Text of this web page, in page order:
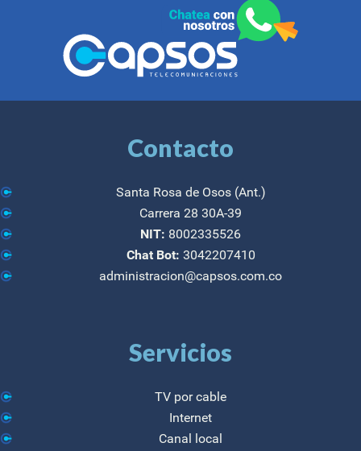
Contacto
Santa Rosa de Osos (Ant.)
Carrera 28 30A-39
NIT: 8002335526
Chat Bot: 3042207410
administracion@capsos.com.co
Servicios
TV por cable
Internet
Canal local